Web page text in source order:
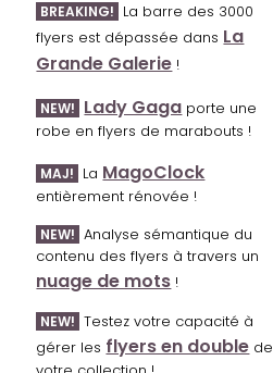
BREAKING! La barre des 3000
flyers est dépassée dans La
Grande Galerie !
NEW! Lady Gaga porte une
robe en flyers de marabouts !
MAJ! La MagoClock
entièrement rénovée !
NEW! Analyse sémantique du
contenu des flyers à travers un
nuage de mots !
NEW! Testez votre capacité à
gérer les flyers en double de